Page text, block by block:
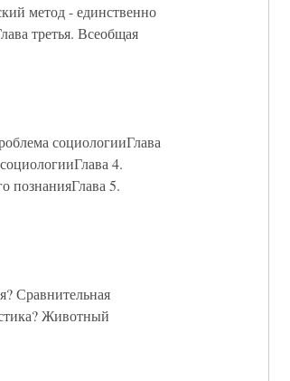
метод - единственно
третья. Всеобщая
социологииГлава
4.
познанияГлава 5.
Сравнительная
Животный